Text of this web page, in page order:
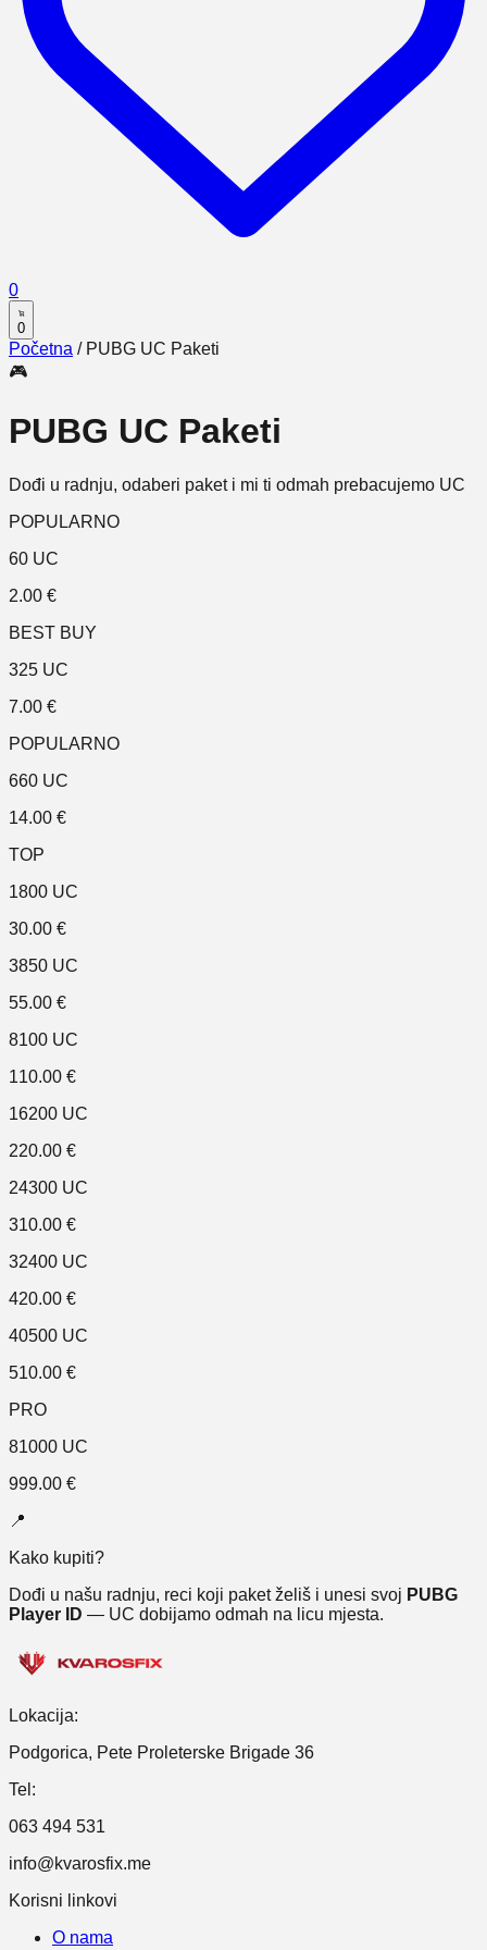
0
0
Početna / PUBG UC Paketi
🎮
PUBG UC Paketi
Dođi u radnju, odaberi paket i mi ti odmah prebacujemo UC
POPULARNO
60 UC
2.00 €
BEST BUY
325 UC
7.00 €
POPULARNO
660 UC
14.00 €
TOP
1800 UC
30.00 €
3850 UC
55.00 €
8100 UC
110.00 €
16200 UC
220.00 €
24300 UC
310.00 €
32400 UC
420.00 €
40500 UC
510.00 €
PRO
81000 UC
999.00 €
📍
Kako kupiti?
Dođi u našu radnju, reci koji paket želiš i unesi svoj PUBG
Player ID — UC dobijamo odmah na licu mjesta.
Lokacija:
Podgorica, Pete Proleterske Brigade 36
Tel:
063 494 531
info@kvarosfix.me
Korisni linkovi
O nama